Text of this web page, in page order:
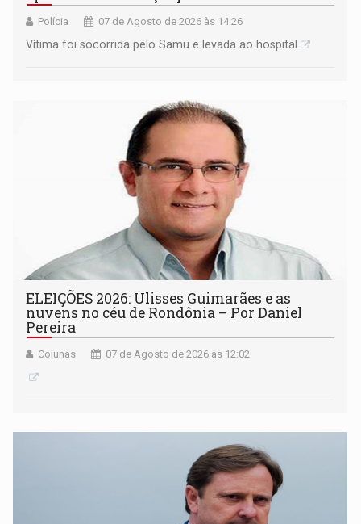
Polícia 07 de Agosto de 2026 às 14:26
Vítima foi socorrida pelo Samu e levada ao hospital
ELEIÇÕES 2026: Ulisses Guimarães e as
nuvens no céu de Rondônia – Por Daniel
Pereira
Colunas 07 de Agosto de 2026 às 12:02